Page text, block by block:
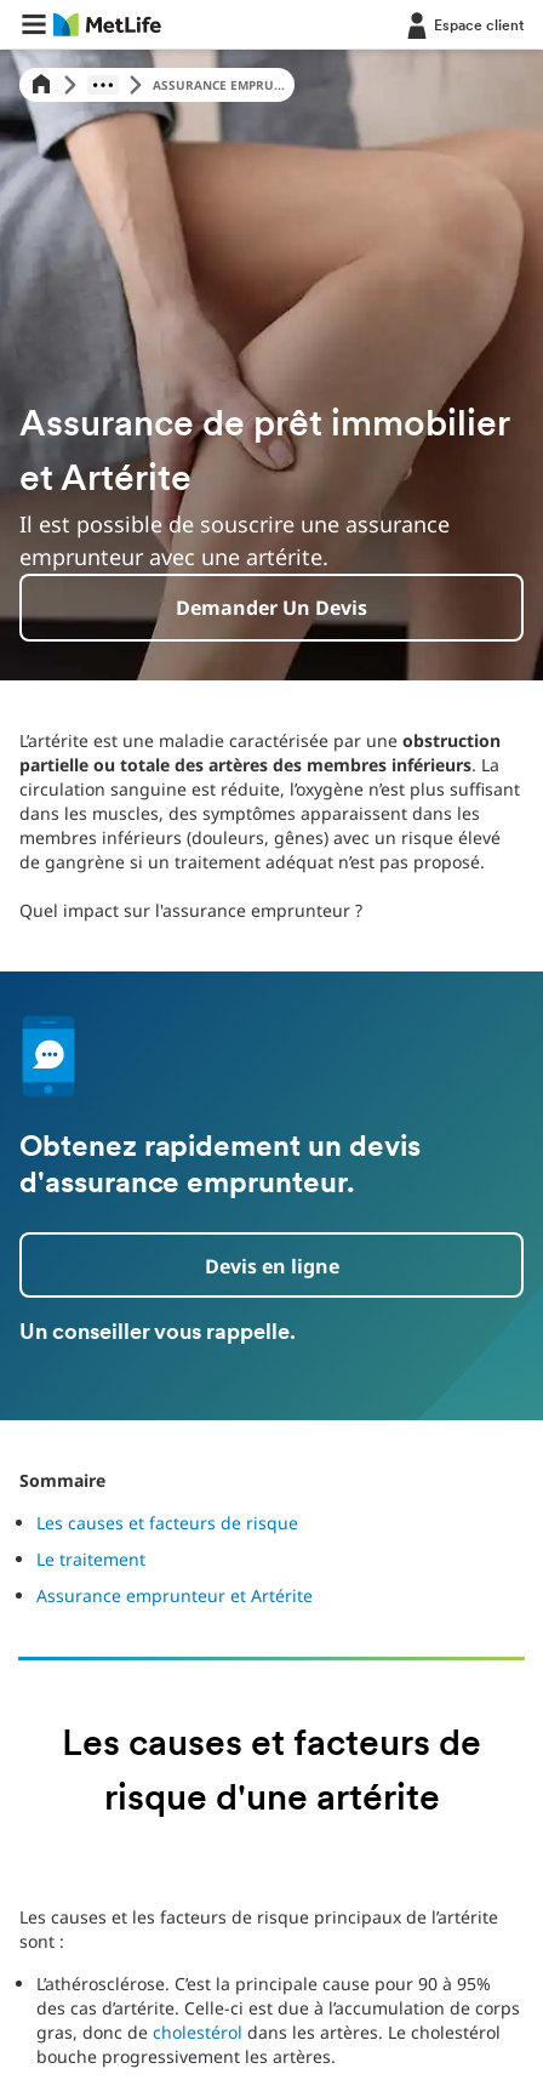
Espace client
ASSURANCE EMPRU...
Assurance de prêt immobilier
et Artérite
Il est possible de souscrire une assurance
emprunteur avec une artérite.
Demander Un Devis
L’artérite est une maladie caractérisée par une obstruction
partielle ou totale des artères des membres inférieurs. La
circulation sanguine est réduite, l’oxygène n’est plus suffisant
dans les muscles, des symptômes apparaissent dans les
membres inférieurs (douleurs, gênes) avec un risque élevé
de gangrène si un traitement adéquat n’est pas proposé.
Quel impact sur l'assurance emprunteur ?
Obtenez rapidement un devis
d'assurance emprunteur.
Devis en ligne
Un conseiller vous rappelle.
Sommaire
Les causes et facteurs de risque
Le traitement
Assurance emprunteur et Artérite
Les causes et facteurs de
risque d'une artérite
Les causes et les facteurs de risque principaux de l’artérite
sont :
L’athérosclérose. C’est la principale cause pour 90 à 95%
des cas d’artérite. Celle-ci est due à l’accumulation de corps
gras, donc de cholestérol dans les artères. Le cholestérol
bouche progressivement les artères.